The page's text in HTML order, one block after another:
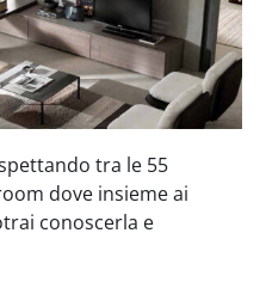
tra le 55
dove insieme ai
conoscerla e